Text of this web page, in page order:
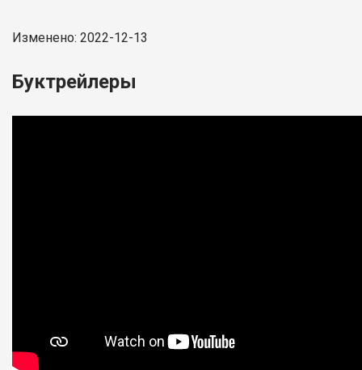
Изменено: 2022-12-13
Буктрейлеры